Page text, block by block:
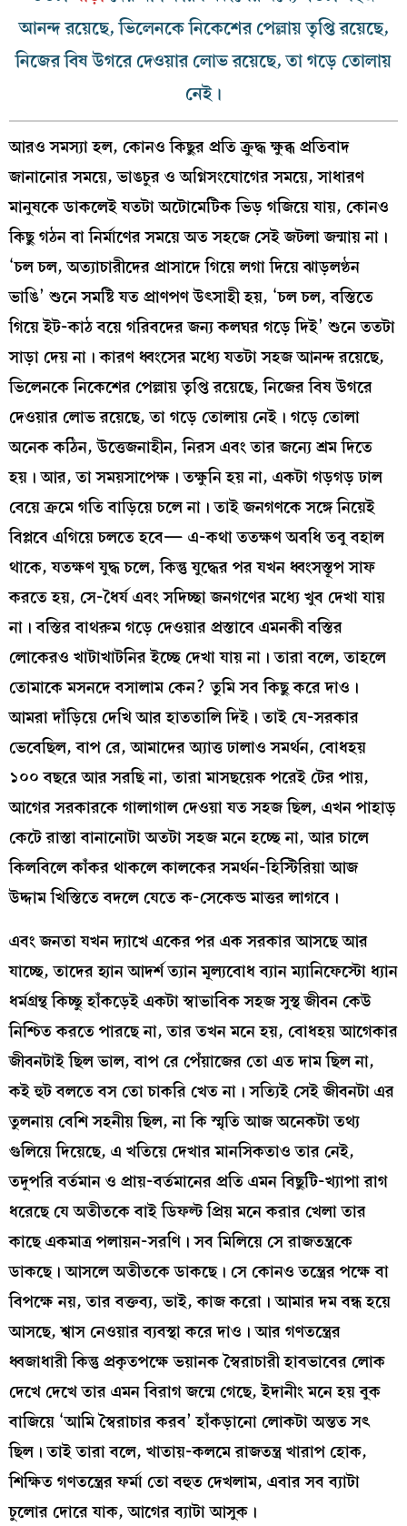
আনন্দ রয়েছে, ভিলেনকে নিকেশের পেল্লায় তৃপ্তি রয়েছে,
নিজের বিষ উগরে দেওয়ার লোভ রয়েছে, তা গড়ে তোলায়
নেই।
আরও সমস্যা হল, কোনও কিছুর প্রতি ক্রুদ্ধ ক্ষুব্ধ প্রতিবাদ
জানানোর সময়ে, ভাঙচুর ও অগ্নিসংযোগের সময়ে, সাধারণ
মানুষকে ডাকলেই যতটা অটোমেটিক ভিড় গজিয়ে যায়, কোনও
কিছু গঠন বা নির্মাণের সময়ে অত সহজে সেই জটলা জন্মায় না।
‘চল চল, অত্যাচারীদের প্রাসাদে গিয়ে লগা দিয়ে ঝাড়লণ্ঠন
ভাঙি’ শুনে সমষ্টি যত প্রাণপণ উৎসাহী হয়, ‘চল চল, বস্তিতে
গিয়ে ইট-কাঠ বয়ে গরিবদের জন্য কলঘর গড়ে দিই’ শুনে ততটা
সাড়া দেয় না। কারণ ধ্বংসের মধ্যে যতটা সহজ আনন্দ রয়েছে,
ভিলেনকে নিকেশের পেল্লায় তৃপ্তি রয়েছে, নিজের বিষ উগরে
দেওয়ার লোভ রয়েছে, তা গড়ে তোলায় নেই। গড়ে তোলা
অনেক কঠিন, উত্তেজনাহীন, নিরস এবং তার জন্যে শ্রম দিতে
হয়। আর, তা সময়সাপেক্ষ। তক্ষুনি হয় না, একটা গড়গড় ঢাল
বেয়ে ক্রমে গতি বাড়িয়ে চলে না। তাই জনগণকে সঙ্গে নিয়েই
বিপ্লবে এগিয়ে চলতে হবে— এ-কথা ততক্ষণ অবধি তবু বহাল
থাকে, যতক্ষণ যুদ্ধ চলে, কিন্তু যুদ্ধের পর যখন ধ্বংসস্তূপ সাফ
করতে হয়, সে-ধৈর্য এবং সদিচ্ছা জনগণের মধ্যে খুব দেখা যায়
না। বস্তির বাথরুম গড়ে দেওয়ার প্রস্তাবে এমনকী বস্তির
লোকেরও খাটাখাটনির ইচ্ছে দেখা যায় না। তারা বলে, তাহলে
তোমাকে মসনদে বসালাম কেন? তুমি সব কিছু করে দাও।
আমরা দাঁড়িয়ে দেখি আর হাততালি দিই। তাই যে-সরকার
ভেবেছিল, বাপ রে, আমাদের অ্যাত্ত ঢালাও সমর্থন, বোধহয়
১০০ বছরে আর সরছি না, তারা মাসছয়েক পরেই টের পায়,
আগের সরকারকে গালাগাল দেওয়া যত সহজ ছিল, এখন পাহাড়
কেটে রাস্তা বানানোটা অতটা সহজ মনে হচ্ছে না, আর চালে
কিলবিলে কাঁকর থাকলে কালকের সমর্থন-হিস্টিরিয়া আজ
উদ্দাম খিস্তিতে বদলে যেতে ক-সেকেন্ড মাত্তর লাগবে।
এবং জনতা যখন দ্যাখে একের পর এক সরকার আসছে আর
যাচ্ছে, তাদের হ্যান আদর্শ ত্যান মূল্যবোধ ব্যান ম্যানিফেস্টো ধ্যান
ধর্মগ্রন্থ কিচ্ছু হাঁকড়েই একটা স্বাভাবিক সহজ সুস্থ জীবন কেউ
নিশ্চিত করতে পারছে না, তার তখন মনে হয়, বোধহয় আগেকার
জীবনটাই ছিল ভাল, বাপ রে পেঁয়াজের তো এত দাম ছিল না,
কই হুট বলতে বস তো চাকরি খেত না। সত্যিই সেই জীবনটা এর
তুলনায় বেশি সহনীয় ছিল, না কি স্মৃতি আজ অনেকটা তথ্য
গুলিয়ে দিয়েছে, এ খতিয়ে দেখার মানসিকতাও তার নেই,
তদুপরি বর্তমান ও প্রায়-বর্তমানের প্রতি এমন বিছুটি-খ্যাপা রাগ
ধরেছে যে অতীতকে বাই ডিফল্ট প্রিয় মনে করার খেলা তার
কাছে একমাত্র পলায়ন-সরণি। সব মিলিয়ে সে রাজতন্ত্রকে
ডাকছে। আসলে অতীতকে ডাকছে। সে কোনও তন্ত্রের পক্ষে বা
বিপক্ষে নয়, তার বক্তব্য, ভাই, কাজ করো। আমার দম বন্ধ হয়ে
আসছে, শ্বাস নেওয়ার ব্যবস্থা করে দাও। আর গণতন্ত্রের
ধ্বজাধারী কিন্তু প্রকৃতপক্ষে ভয়ানক স্বৈরাচারী হাবভাবের লোক
দেখে দেখে তার এমন বিরাগ জন্মে গেছে, ইদানীং মনে হয় বুক
বাজিয়ে ‘আমি স্বৈরাচার করব’ হাঁকড়ানো লোকটা অন্তত সৎ
ছিল। তাই তারা বলে, খাতায়-কলমে রাজতন্ত্র খারাপ হোক,
শিক্ষিত গণতন্ত্রের ফর্মা তো বহুত দেখলাম, এবার সব ব্যাটা
চুলোর দোরে যাক, আগের ব্যাটা আসুক।